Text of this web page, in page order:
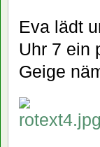
Eva lädt
Uhr 7 ein
Geige